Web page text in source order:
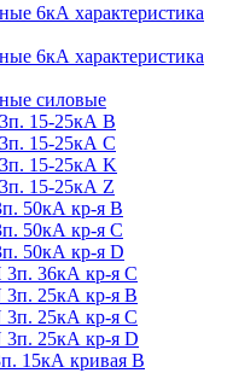
6кА характеристика
6кА характеристика
силовые
15-25кА B
15-25кА C
15-25кА K
15-25кА Z
50кА кр-я B
50кА кр-я C
50кА кр-я D
36кА кр-я C
25кА кр-я B
25кА кр-я C
25кА кр-я D
15кА кривая B